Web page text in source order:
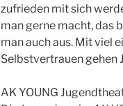
zufrieden mit sich
man gerne macht, das
man auch aus. Mit viel
Selbstvertrauen gehen
AK YOUNG